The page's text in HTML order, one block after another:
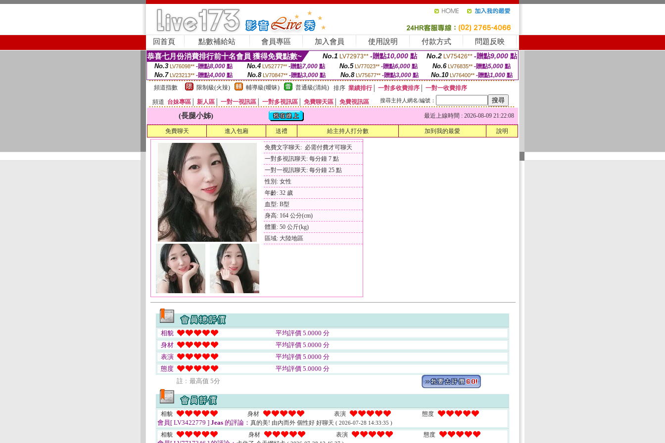
回首頁 點數補給站 會員專區 加入會員 使用說明 付款方式 問題反映
恭喜七月份消費排行前十名會員 獲得免費點數~ No.1 LV72973** -贈點10,000 點 No.2 LV75426** -贈點9,000 點
No.3 LV76098** -贈點8,000點 No.4 LV52777** -贈點7,000點 No.5 LV77023** -贈點6,000點 No.6 LV76835** -贈點5,000點
No.7 LV23213** -贈點4,000 點 No.8 LV70847** -贈點3,000 點 No.8 LV75677** -贈點3,000點 No.10 LV76400** -贈點1,000 點
頻道指數
限制級(火辣) 輔導級(曖昧) 普通級(清純) 排序 業績排行│ 一對多收費排序
一對一收費排序
頻道 台妹專區 新人區 一對一視訊區 一對多視訊區 免費聊天區 免費視訊區 搜尋主持人網名/編號：
(長腿小姊) 最近上線時間 : 2026-08-09 21:22:08
免費聊天 進入包廂 送禮 給主持人打分數 加到我的最愛 說明
免費文字聊天: 必需付費才可聊天
一對多視訊聊天: 每分鐘 7 點
一對一視訊聊天: 每分鐘 25 點
性別: 女性
年齡: 32 歲
血型: B型
身高: 164 公分(cm)
體重: 50 公斤(kg)
區域: 大陸地區
相貌
平均評價 5.0000 分
身材
平均評價 5.0000 分
表演
平均評價 5.0000 分
態度
平均評價 5.0000 分
註﹕最高值 5分
相貌 身材 表演 態度
會員[ LV3422779 ] Jeas 的評論： 真的美! 由內而外 個性好 好聊天 ( 2026-07-28 14:33:35 )
相貌 身材 表演 態度